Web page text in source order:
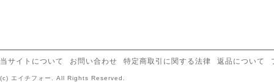
当サイトについて お問い合わせ 特定商取引に関する法律 返品について
(c) エイチフォー. All Rights Reserved.